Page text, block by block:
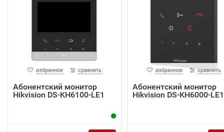
избранное сравнить
Абонентский монитор
Hikvision DS-KH6100-LE1
избранное сравнить
Абонентский монитор
Hikvision DS-KH6000-LE1